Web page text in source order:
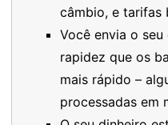
câmbio, e tarifas
Você envia o seu
rapidez que os
mais rápido –
processadas em